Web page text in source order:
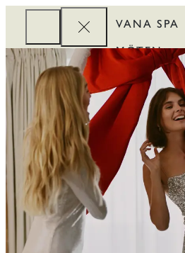
VANA SPA
MÖTEN
FÖRETAG
REWARDS